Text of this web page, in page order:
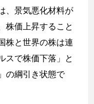
、景気悪化材料が
株価上昇すること
株と世界の株は連
スで株価下落」と
の綱引き状態で